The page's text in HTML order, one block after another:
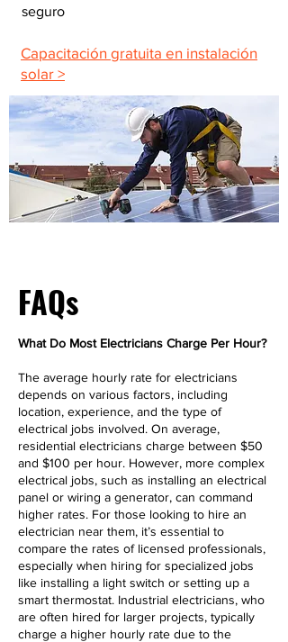
seguro
Capacitación gratuita en instalación
solar >
FAQs
What Do Most Electricians Charge Per Hour?
The average hourly rate for electricians
depends on various factors, including
location, experience, and the type of
electrical jobs involved. On average,
residential electricians charge between $50
and $100 per hour. However, more complex
electrical jobs, such as installing an electrical
panel or wiring a generator, can command
higher rates. For those looking to hire an
electrician near them, it’s essential to
compare the rates of licensed professionals,
especially when hiring for specialized jobs
like installing a light switch or setting up a
smart thermostat. Industrial electricians, who
are often hired for larger projects, typically
charge a higher hourly rate due to the